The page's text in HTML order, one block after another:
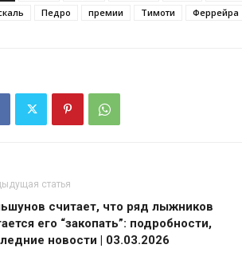
Педро премии Тимоти Феррейра
статья
считает, что ряд лыжников
его “закопать”: подробности,
новости | 03.03.2026